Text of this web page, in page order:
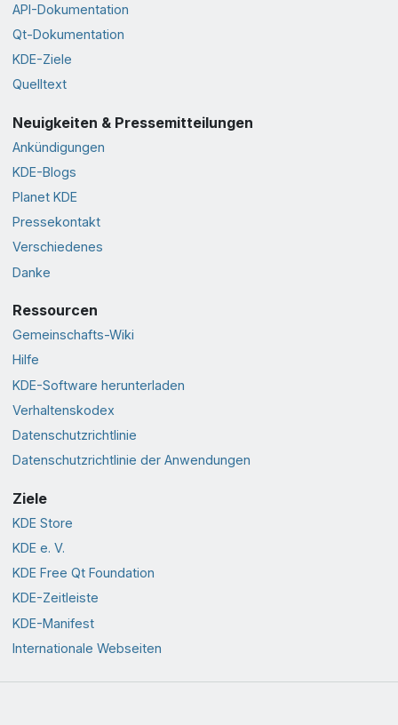
API-Dokumentation
Qt-Dokumentation
KDE-Ziele
Quelltext
Neuigkeiten & Pressemitteilungen
Ankündigungen
KDE-Blogs
Planet KDE
Pressekontakt
Verschiedenes
Danke
Ressourcen
Gemeinschafts-Wiki
Hilfe
KDE-Software herunterladen
Verhaltenskodex
Datenschutzrichtlinie
Datenschutzrichtlinie der Anwendungen
Ziele
KDE Store
KDE e. V.
KDE Free Qt Foundation
KDE-Zeitleiste
KDE-Manifest
Internationale Webseiten